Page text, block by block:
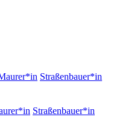
Straßenbauer*in
Straßenbauer*in